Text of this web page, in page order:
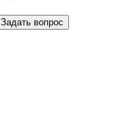
Задать вопрос